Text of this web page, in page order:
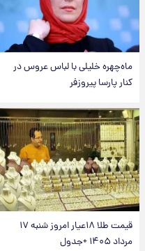
ماه‌چهره خلیلی با لباس عروس در
کنار پارسا پیروزفر
قیمت طلا ۱۸عیار امروز شنبه ۱۷
مرداد ۱۴۰۵ +جدول